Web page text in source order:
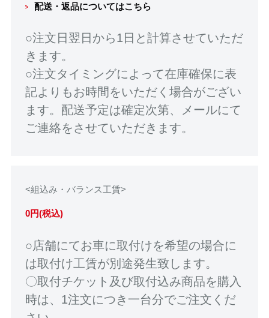
配送・返品についてはこちら
○注文日翌日から1日と計算させていただ
きます。
○注文タイミングによって在庫確保に表
記よりもお時間をいただく場合がござい
ます。配送予定は確定次第、メールにて
ご連絡をさせていただきます。
<組込み・バランス工賃>
0円(税込)
○店舗にてお車に取付けを希望の場合に
は取付け工賃が別途発生致します。
〇取付チケット及び取付込み商品を購入
時は、1注文につき一台分でご注文くだ